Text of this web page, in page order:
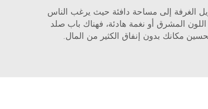
الغرفة إلى مساحة دافئة حيث يرغب الناس
المشرق أو نغمة هادئة، فهناك باب صلد
مكانك بدون إنفاق الكثير من المال.